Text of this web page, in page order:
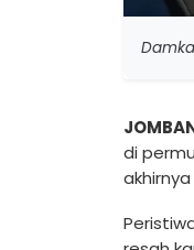
di